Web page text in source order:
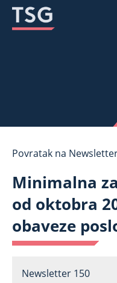
Pređite
Pređite
Povratak na
Minimalna
od oktobra
obaveze
Newsletter 150